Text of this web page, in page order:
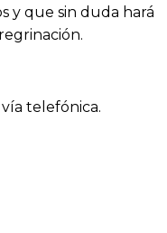
y que sin duda hará
telefónica.